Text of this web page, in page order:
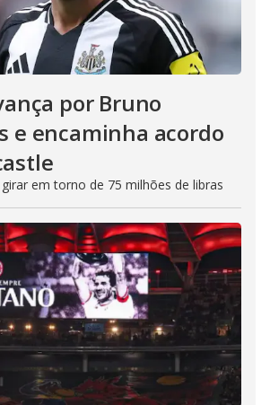
por Bruno
e encaminha acordo
em torno de 75 milhões de libras